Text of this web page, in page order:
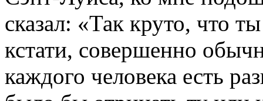
сказал: «Так круто, что
кстати, совершенно
каждого человека есть